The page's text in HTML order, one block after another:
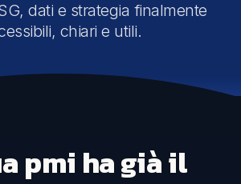
dati e strategia finalmente
chiari e utili.
pmi ha già il